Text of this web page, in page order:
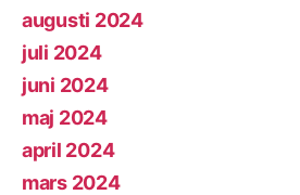
augusti 2024
juli 2024
juni 2024
maj 2024
april 2024
mars 2024